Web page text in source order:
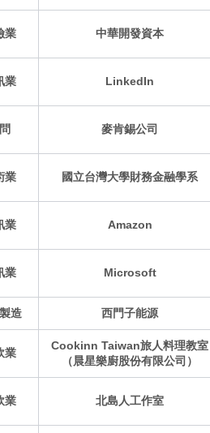
業 中華開發資本
業 LinkedIn
麥肯錫公司
業 國立台灣大學財務金融學系
業 Amazon
業 Microsoft
造 西門子能源
業
Cookinn Taiwan旅人料理教室
（晨星樂廚股份有限公司）
業 北島人工作室